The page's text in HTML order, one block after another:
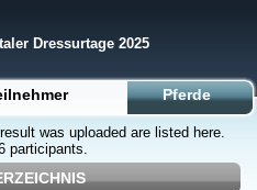
Dressurtage 2025
Pferde
was uploaded are listed here.
participants.